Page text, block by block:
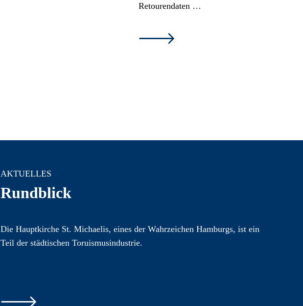
Retourendaten …
AKTUELLES
Rundblick
Die Hauptkirche St. Michaelis, eines der Wahrzeichen Hamburgs, ist ein
Teil der städtischen Toruismusindustrie.